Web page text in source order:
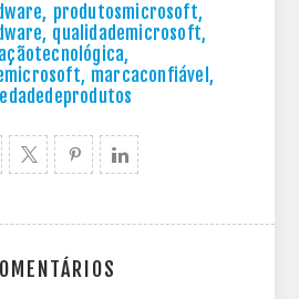
, produtosmicrosoft,
, qualidademicrosoft,
,
, marcaconfiável ,